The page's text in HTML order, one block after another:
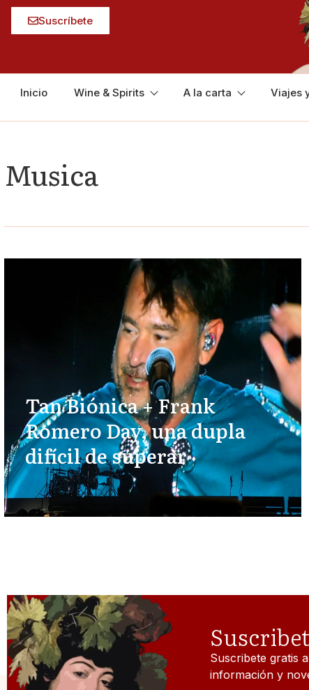
Suscríbete
Inicio Wine & Spirits A la carta Viajes
Musica
Tan Biónica + Frank
Romero Day, una dupla
difícil de superar
Suscribete gratis
información y